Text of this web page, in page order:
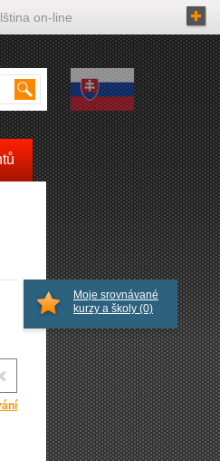
Moje srovnávané
kurzy a školy (0)
on-line